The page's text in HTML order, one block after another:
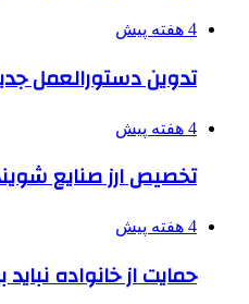
4 هفته پیش
تدوین دستورالعمل
4 هفته پیش
تخصیص ارز صنایع
4 هفته پیش
حمایت از خانواده